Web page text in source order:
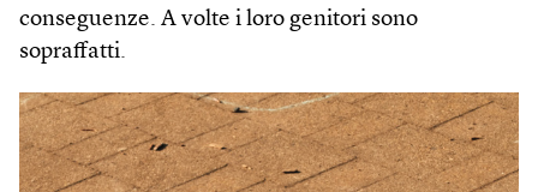
conseguenze. A volte i loro genitori sono
sopraffatti.